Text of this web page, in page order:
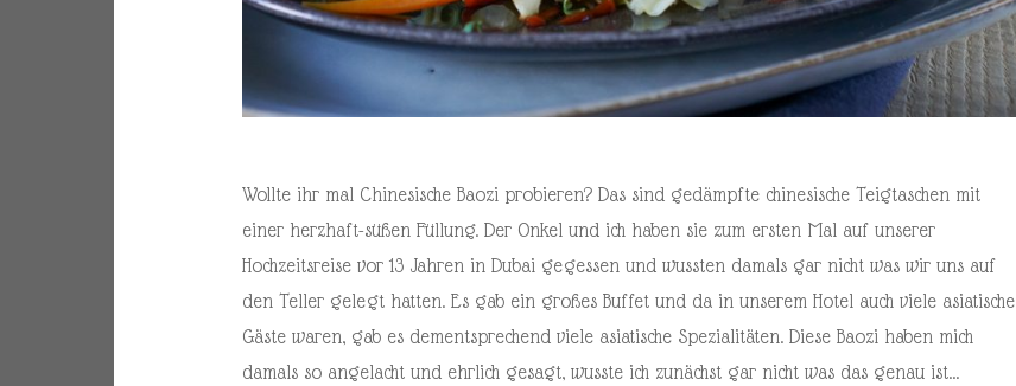
Wollte ihr mal Chinesische Baozi probieren? Das sind gedämpfte chinesische Teigtaschen mit
einer herzhaft-süßen Füllung. Der Onkel und ich haben sie zum ersten Mal auf unserer
Hochzeitsreise vor 13 Jahren in Dubai gegessen und wussten damals gar nicht was wir uns auf
den Teller gelegt hatten. Es gab ein großes Buffet und da in unserem Hotel auch viele asiatische
Gäste waren, gab es dementsprechend viele asiatische Spezialitäten. Diese Baozi haben mich
damals so angelacht und ehrlich gesagt, wusste ich zunächst gar nicht was das genau ist…